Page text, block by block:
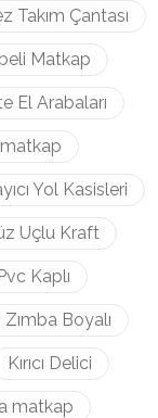
Takım Çantası
Matkap
El Arabaları
Yol Kasisleri
Uçlu Kraft
Kaplı
Boyalı
Kırıcı Delici
matkap